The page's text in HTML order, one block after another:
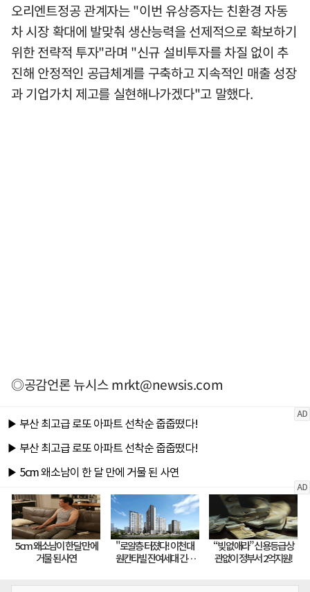
오리엔트정공 관계자는 "이번 유상증자는 친환경 자동
차 시장 확대에 발맞춰 생산능력을 선제적으로 확보하기
위한 전략적 투자"라며 "신규 설비투자를 차질 없이 추
진해 안정적인 공급체계를 구축하고 지속적인 매출 성장
과 기업가치 제고를 실현해나가겠다"고 말했다.
◎공감언론 뉴시스mrkt@newsis.com